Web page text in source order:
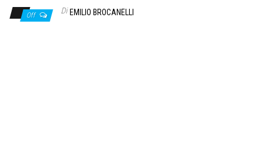
Off Di EMILIO BROCANELLI